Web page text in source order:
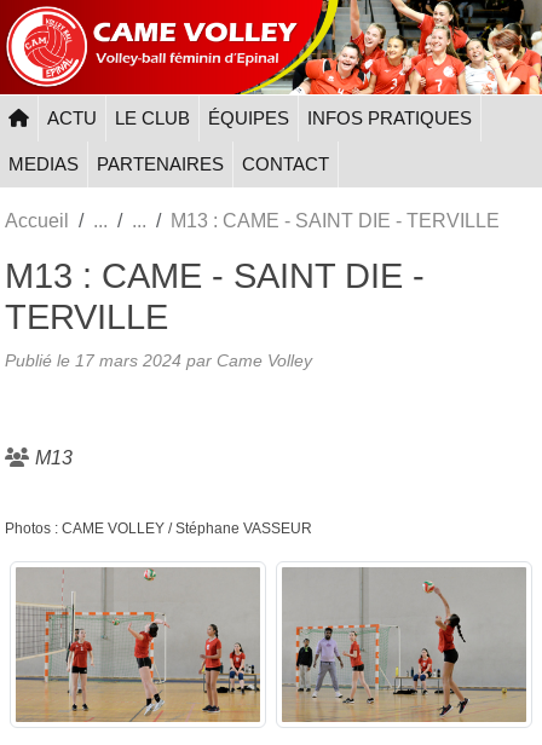
ACTU LE CLUB ÉQUIPES INFOS PRATIQUES
MEDIAS PARTENAIRES CONTACT
Accueil M13 : CAME - SAINT DIE - TERVILLE
M13 : CAME - SAINT DIE -
TERVILLE
Publié le 17 mars 2024 par Came Volley
M13
Photos : CAME VOLLEY / Stéphane VASSEUR
Panneau de gestion des cookies